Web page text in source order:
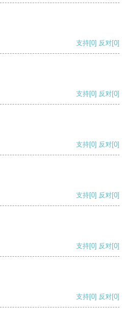
支持[0] 反对[0]
支持[0] 反对[0]
支持[0] 反对[0]
支持[0] 反对[0]
支持[0] 反对[0]
支持[0] 反对[0]